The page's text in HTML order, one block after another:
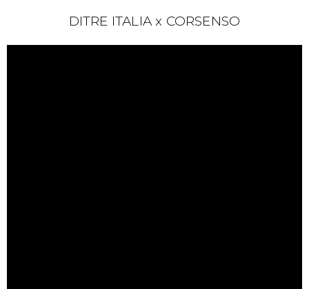
DITRE ITALIA x CORSENSO